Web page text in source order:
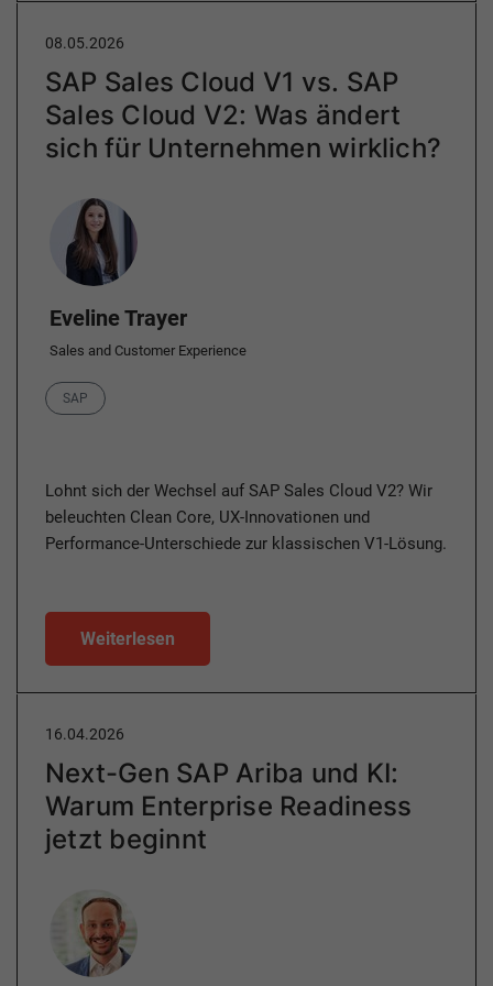
08.05.2026
SAP Sales Cloud V1 vs. SAP
Sales Cloud V2: Was ändert
sich für Unternehmen wirklich?
Author
Eveline Trayer
Sales and Customer Experience
Category
SAP
Lohnt sich der Wechsel auf SAP Sales Cloud V2? Wir
beleuchten Clean Core, UX-Innovationen und
Performance-Unterschiede zur klassischen V1-Lösung.
Weiterlesen
16.04.2026
Next-Gen SAP Ariba und KI:
Warum Enterprise Readiness
jetzt beginnt
Author